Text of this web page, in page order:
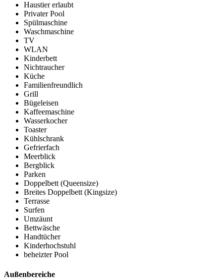
Haustier erlaubt
Privater Pool
Spülmaschine
Waschmaschine
TV
WLAN
Kinderbett
Nichtraucher
Küche
Familienfreundlich
Grill
Bügeleisen
Kaffeemaschine
Wasserkocher
Toaster
Kühlschrank
Gefrierfach
Meerblick
Bergblick
Parken
Doppelbett (Queensize)
Breites Doppelbett (Kingsize)
Terrasse
Surfen
Umzäunt
Bettwäsche
Handtücher
Kinderhochstuhl
beheizter Pool
Außenbereiche